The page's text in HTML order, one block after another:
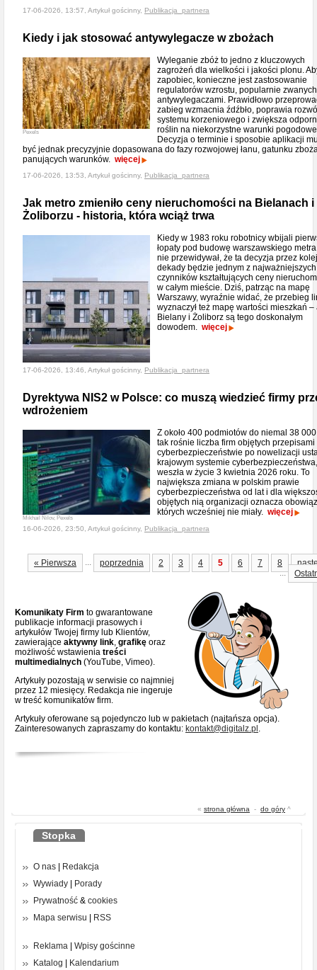
17-06-2026, 13:57, Artykuł gościnny, Publikacja_partnera
Kiedy i jak stosować antywylegacze w zbożach
Pexels
Wyleganie zbóż to jedno z kluczowych
zagrożeń dla wielkości i jakości plonu.
zapobiec, konieczne jest zastosowanie
regulatorów wzrostu, popularnie zwanych
antywylegaczami. Prawidłowo
zabieg wzmacnia źdźbło, poprawia
systemu korzeniowego i zwiększa
roślin na niekorzystne warunki
Decyzja o terminie i sposobie aplikacji
być jednak precyzyjnie dopasowana do fazy rozwojowej łanu, gatunku
panujących warunków. więcej
17-06-2026, 13:53, Artykuł gościnny, Publikacja_partnera
Jak metro zmieniło ceny nieruchomości na Bielanach i
Żoliborzu - historia, która wciąż trwa
Kiedy w 1983 roku robotnicy wbijali
łopaty pod budowę warszawskiego
nie przewidywał, że ta decyzja przez
dekady będzie jednym z najważniejszych
czynników kształtujących ceny
w całym mieście. Dziś, patrząc na mapę
Warszawy, wyraźnie widać, że przebieg
wyznaczył też mapę wartości mieszkań –
Bielany i Żoliborz są tego doskonałym
dowodem. więcej
17-06-2026, 13:46, Artykuł gościnny, Publikacja_partnera
Dyrektywa NIS2 w Polsce: co muszą wiedzieć firmy
wdrożeniem
Mikhail Nilov, Pexels
Z około 400 podmiotów do niemal 38
tak rośnie liczba firm objętych przepisami
cyberbezpieczeństwie po nowelizacji
krajowym systemie
weszła w życie 3 kwietnia 2026 roku. To
największa zmiana w polskim prawie
cyberbezpieczeństwa od lat i dla
objętych nią organizacji oznacza
których wcześniej nie miały. więcej
16-06-2026, 23:50, Artykuł gościnny, Publikacja_partnera
« Pierwsza ... poprzednia 2 3 4 5 6 7 8
...
Komunikaty Firm to gwarantowane
publikacje informacji prasowych i
artykułów Twojej firmy lub Klientów,
zawierające aktywny link grafikę oraz
możliwość wstawienia treści
multimedialnych (YouTube, Vimeo).
Artykuły pozostają w serwisie co najmniej
przez 12 miesięcy. Redakcja nie ingeruje
w treść komunikatów firm.
Artykuły oferowane są pojedynczo lub w pakietach (najtańsza opcja).
Zainteresowanych zapraszamy do kontaktu: kontakt@digitalz.pl
« strona główna - do góry ^
Stopka
O nas | Redakcja
Wywiady | Porady
Prywatność & cookies
Mapa serwisu | RSS
Reklama | Wpisy gościnne
Katalog | Kalendarium